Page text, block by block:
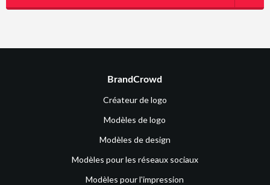
BrandCrowd
Créateur de logo
Modèles de logo
Modèles de design
Modèles pour les réseaux sociaux
Modèles pour l'impression